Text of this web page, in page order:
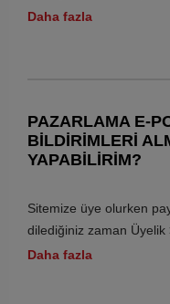
sayfası üzerinden
Daha fazla
PAZARLAMA E-
BILDIRIMLERI
YAPABILIRIM?
Sitemize üye olurken
dilediğiniz zaman Üyelik
sayfası üzerinden
Daha fazla